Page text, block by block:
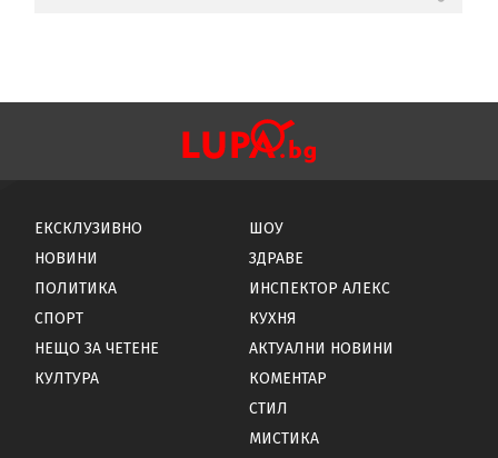
ЕКСКЛУЗИВНО
НОВИНИ
ПОЛИТИКА
СПОРТ
НЕЩО ЗА ЧЕТЕНЕ
КУЛТУРА
ШОУ
ЗДРАВЕ
ИНСПЕКТОР АЛЕКС
КУХНЯ
АКТУАЛНИ НОВИНИ
КОМЕНТАР
СТИЛ
МИСТИКА